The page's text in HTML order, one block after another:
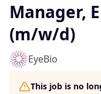
Manager,
(m/w/d)
EyeBio
This job is no